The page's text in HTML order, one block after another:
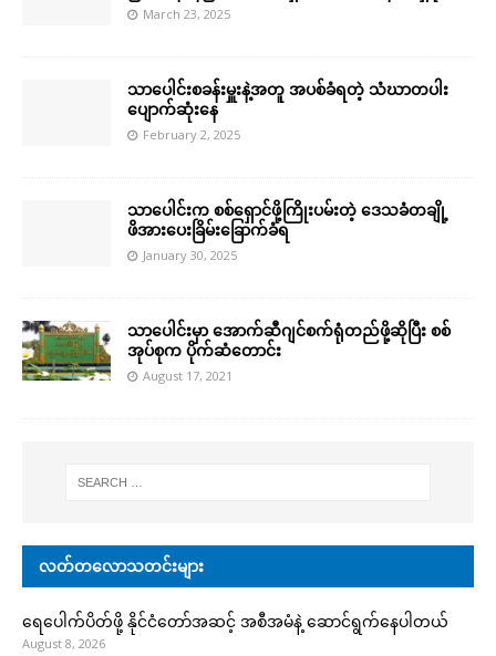
March 23, 2025
သာပေါင်းစခန်းမှူးနဲ့အတူ အပစ်ခံရတဲ့ သံဃာတပါး
ပျောက်ဆုံးနေ
February 2, 2025
သာပေါင်းက စစ်ရှောင်ဖို့ကြိုးပမ်းတဲ့ ဒေသခံတချို့
ဖိအားပေးခြိမ်းခြောက်ခံရ
January 30, 2025
သာပေါင်းမှာ အောက်ဆီဂျင်စက်ရုံတည်ဖို့ဆိုပြီး စစ်
အုပ်စုက ပိုက်ဆံတောင်း
August 17, 2021
လတ်တလောသတင်းများ
ရေပေါက်ပိတ်ဖို့ နိုင်ငံတော်အဆင့် အစီအမံနဲ့ ဆောင်ရွက်နေပါတယ်
August 8, 2026